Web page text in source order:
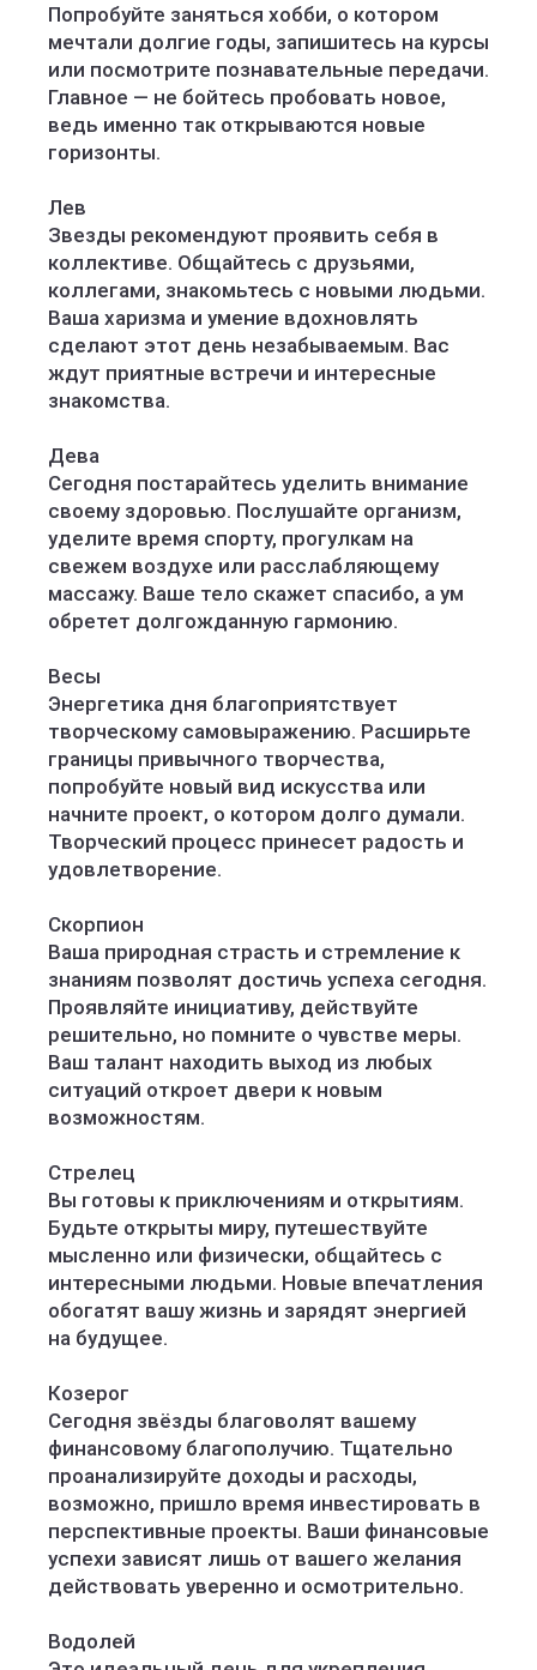
Попробуйте заняться хобби, о котором
мечтали долгие годы, запишитесь на курсы
или посмотрите познавательные передачи.
Главное — не бойтесь пробовать новое,
ведь именно так открываются новые
горизонты.
Лев
Звезды рекомендуют проявить себя в
коллективе. Общайтесь с друзьями,
коллегами, знакомьтесь с новыми людьми.
Ваша харизма и умение вдохновлять
сделают этот день незабываемым. Вас
ждут приятные встречи и интересные
знакомства.
Дева
Сегодня постарайтесь уделить внимание
своему здоровью. Послушайте организм,
уделите время спорту, прогулкам на
свежем воздухе или расслабляющему
массажу. Ваше тело скажет спасибо, а ум
обретет долгожданную гармонию.
Весы
Энергетика дня благоприятствует
творческому самовыражению. Расширьте
границы привычного творчества,
попробуйте новый вид искусства или
начните проект, о котором долго думали.
Творческий процесс принесет радость и
удовлетворение.
Скорпион
Ваша природная страсть и стремление к
знаниям позволят достичь успеха сегодня.
Проявляйте инициативу, действуйте
решительно, но помните о чувстве меры.
Ваш талант находить выход из любых
ситуаций откроет двери к новым
возможностям.
Стрелец
Вы готовы к приключениям и открытиям.
Будьте открыты миру, путешествуйте
мысленно или физически, общайтесь с
интересными людьми. Новые впечатления
обогатят вашу жизнь и зарядят энергией
на будущее.
Козерог
Сегодня звёзды благоволят вашему
финансовому благополучию. Тщательно
проанализируйте доходы и расходы,
возможно, пришло время инвестировать в
перспективные проекты. Ваши финансовые
успехи зависят лишь от вашего желания
действовать уверенно и осмотрительно.
Водолей